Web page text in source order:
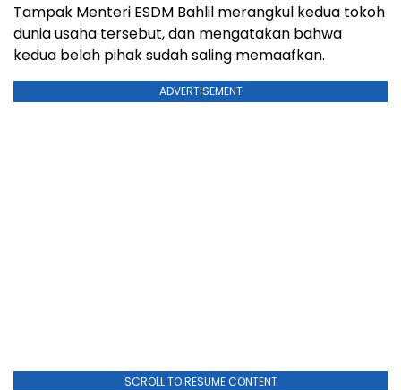
Tampak Menteri ESDM Bahlil merangkul kedua tokoh
dunia usaha tersebut, dan mengatakan bahwa
kedua belah pihak sudah saling memaafkan.
ADVERTISEMENT
SCROLL TO RESUME CONTENT